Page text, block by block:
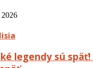
2026
legendy sú späť!